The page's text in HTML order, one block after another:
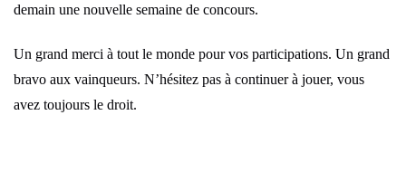
demain une nouvelle semaine de concours.
Un grand merci à tout le monde pour vos participations. Un grand
bravo aux vainqueurs. N’hésitez pas à continuer à jouer, vous
avez toujours le droit.